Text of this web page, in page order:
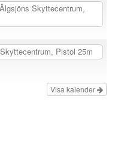
Skyttecentrum,
Pistol 25m
Visa kalender